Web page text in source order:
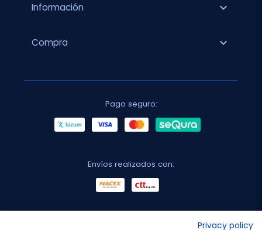
Información expand_more
Compra expand_more
Pago seguro:
Envíos realizados con:
Privacy policy